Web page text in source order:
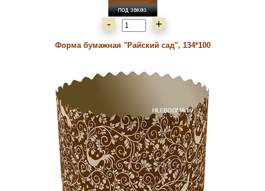
- +
Форма бумажная "Райский сад", 134*100